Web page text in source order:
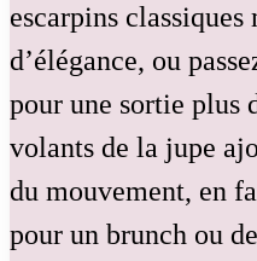
escarpins
d’élégance, ou
pour une sortie plus
volants de la jupe
du mouvement, en
pour un brunch ou